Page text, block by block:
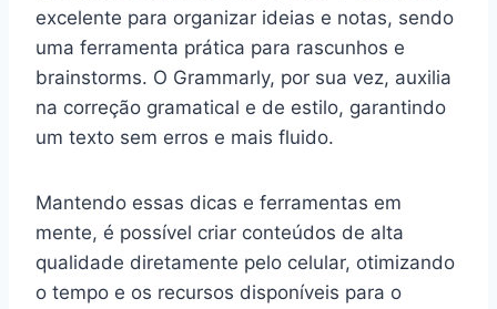
excelente para organizar ideias e notas, sendo
uma ferramenta prática para rascunhos e
brainstorms. O Grammarly, por sua vez, auxilia
na correção gramatical e de estilo, garantindo
um texto sem erros e mais fluido.
Mantendo essas dicas e ferramentas em
mente, é possível criar conteúdos de alta
qualidade diretamente pelo celular, otimizando
o tempo e os recursos disponíveis para o